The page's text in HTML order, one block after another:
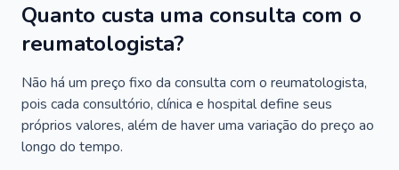
Quanto custa uma consulta com o
reumatologista?
Não há um preço fixo da consulta com o reumatologista,
pois cada consultório, clínica e hospital define seus
próprios valores, além de haver uma variação do preço ao
longo do tempo.